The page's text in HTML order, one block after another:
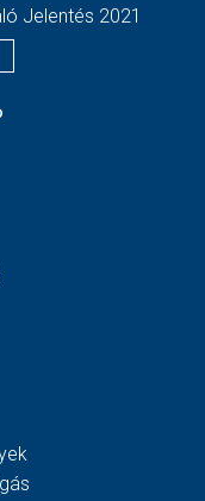
Jelentés 2021